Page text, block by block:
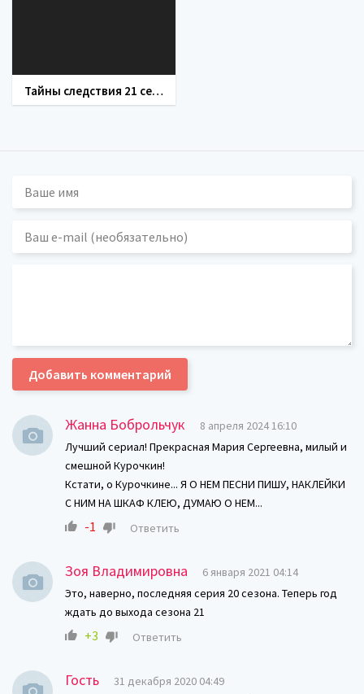
Тайны следствия 21 сезон
Добавить комментарий
Жанна Боброльчук
8 апреля 2024 16:10
Лучший сериал! Прекрасная Мария Сергеевна, милый и
смешной Курочкин!
Кстати, о Курочкине... Я О НЕМ ПЕСНИ ПИШУ, НАКЛЕЙКИ
С НИМ НА ШКАФ КЛЕЮ, ДУМАЮ О НЕМ...
-1 Ответить
Зоя Владимировна
6 января 2021 04:14
Это, наверно, последняя серия 20 сезона. Теперь год
ждать до выхода сезона 21
+3 Ответить
Гость
31 декабря 2020 04:49